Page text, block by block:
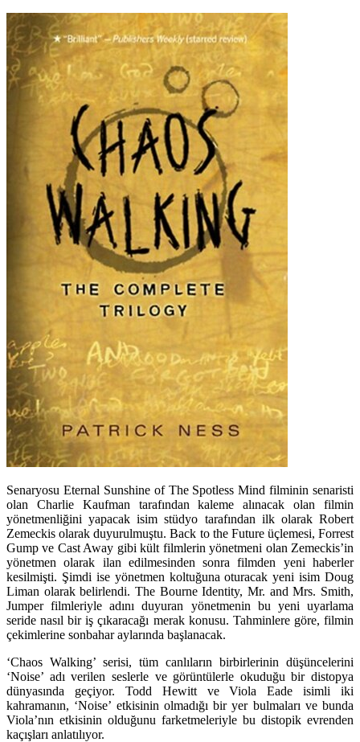
Senaryosu Eternal Sunshine of The Spotless Mind filminin senaristi
olan Charlie Kaufman tarafından kaleme alınacak olan filmin
yönetmenliğini yapacak isim stüdyo tarafından ilk olarak Robert
Zemeckis olarak duyurulmuştu. Back to the Future üçlemesi, Forrest
Gump ve Cast Away gibi kült filmlerin yönetmeni olan Zemeckis’in
yönetmen olarak ilan edilmesinden sonra filmden yeni haberler
kesilmişti. Şimdi ise yönetmen koltuğuna oturacak yeni isim Doug
Liman olarak belirlendi. The Bourne Identity, Mr. and Mrs. Smith,
Jumper filmleriyle adını duyuran yönetmenin bu yeni uyarlama
seride nasıl bir iş çıkaracağı merak konusu. Tahminlere göre, filmin
çekimlerine sonbahar aylarında başlanacak.
‘Chaos Walking’ serisi, tüm canlıların birbirlerinin düşüncelerini
‘Noise’ adı verilen seslerle ve görüntülerle okuduğu bir distopya
dünyasında geçiyor. Todd Hewitt ve Viola Eade isimli iki
kahramanın, ‘Noise’ etkisinin olmadığı bir yer bulmaları ve bunda
Viola’nın etkisinin olduğunu farketmeleriyle bu distopik evrenden
kaçışları anlatılıyor.